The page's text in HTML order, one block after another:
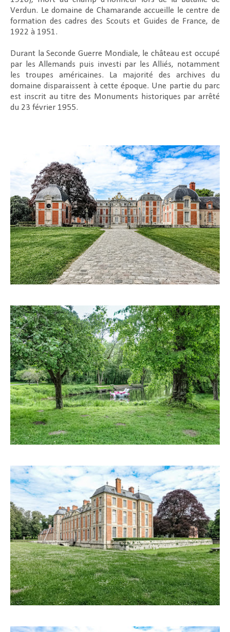
Verdun. Le domaine de Chamarande accueille le centre de
formation des cadres des Scouts et Guides de France, de
1922 à 1951.
Durant la Seconde Guerre Mondiale, le château est occupé
par les Allemands puis investi par les Alliés, notamment
les troupes américaines. La majorité des archives du
domaine disparaissent à cette époque. Une partie du parc
est inscrit au titre des Monuments historiques par arrêté
du 23 février 1955.